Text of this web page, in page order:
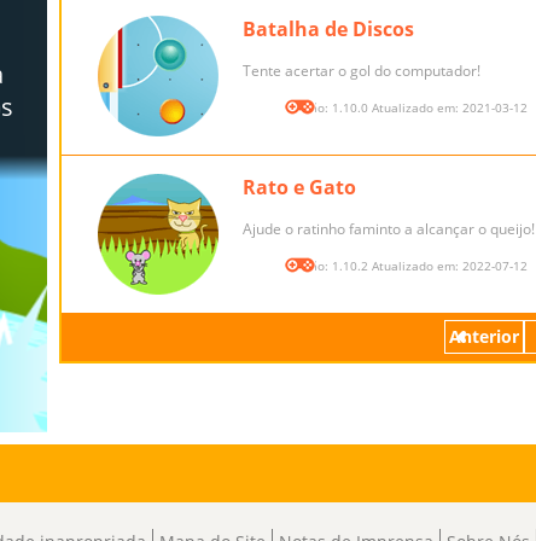
Batalha de Discos
Tente acertar o gol do computador!
Versão: 1.10.0 Atualizado em: 2021-03-12
Rato e Gato
Ajude o ratinho faminto a alcançar o queijo!
Versão: 1.10.2 Atualizado em: 2022-07-12
Anterior